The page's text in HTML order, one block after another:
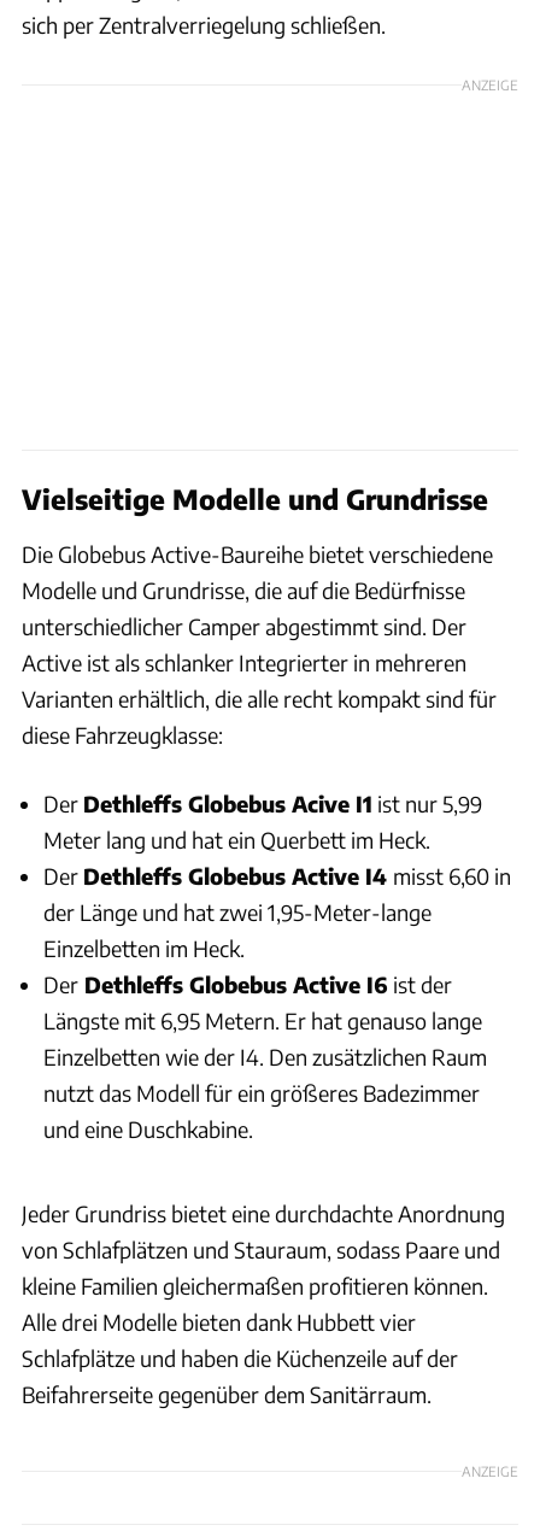
sich per Zentralverriegelung schließen.
ANZEIGE
Vielseitige Modelle und Grundrisse
Die Globebus Active-Baureihe bietet verschiedene
Modelle und Grundrisse, die auf die Bedürfnisse
unterschiedlicher Camper abgestimmt sind. Der
Active ist als schlanker Integrierter in mehreren
Varianten erhältlich, die alle recht kompakt sind für
diese Fahrzeugklasse:
Der Dethleffs Globebus Acive I1 ist nur 5,99
Meter lang und hat ein Querbett im Heck.
Der Dethleffs Globebus Active I4 misst 6,60 in
der Länge und hat zwei 1,95-Meter-lange
Einzelbetten im Heck.
Der Dethleffs Globebus Active I6 ist der
Längste mit 6,95 Metern. Er hat genauso lange
Einzelbetten wie der I4. Den zusätzlichen Raum
nutzt das Modell für ein größeres Badezimmer
und eine Duschkabine.
Jeder Grundriss bietet eine durchdachte Anordnung
von Schlafplätzen und Stauraum, sodass Paare und
kleine Familien gleichermaßen profitieren können.
Alle drei Modelle bieten dank Hubbett vier
Schlafplätze und haben die Küchenzeile auf der
Beifahrerseite gegenüber dem Sanitärraum.
ANZEIGE